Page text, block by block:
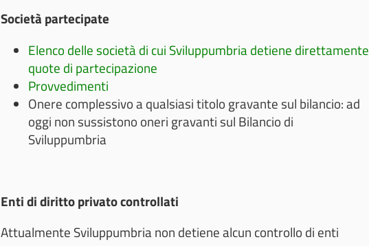
Società partecipate
Elenco delle società di cui Sviluppumbria detiene direttamente
quote di partecipazione
Provvedimenti
Onere complessivo a qualsiasi titolo gravante sul bilancio: ad
oggi non sussistono oneri gravanti sul Bilancio di
Sviluppumbria
Enti di diritto privato controllati
Attualmente Sviluppumbria non detiene alcun controllo di enti